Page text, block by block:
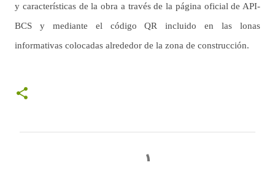
y características de la obra a través de la página oficial de API-
BCS y mediante el código QR incluido en las lonas
informativas colocadas alrededor de la zona de construcción.